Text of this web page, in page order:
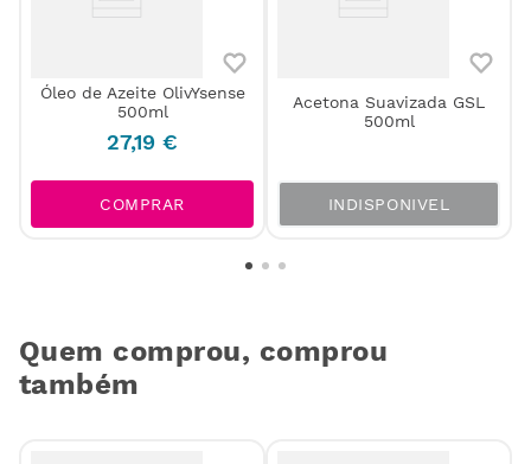
Óleo de Azeite OlivYsense
500ml
27,19 €
COMPRAR
Acetona Suavizada GSL
500ml
INDISPONIVEL
Quem comprou, comprou
também